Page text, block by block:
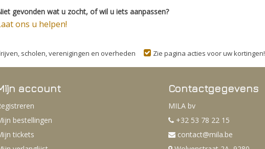
gevonden wat u zocht, of wil u iets aanpassen?
ons u helpen!
scholen, verenigingen en overheden Zie pagina acties voor uw kortingen!
account
bestellingen
tickets
Contactgegevens
MILA bv
+32 53 78 22 15
contact@mila.be